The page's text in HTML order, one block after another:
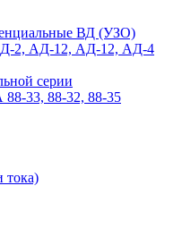
ВД (УЗО)
2, АД-12, АД-12, АД-4
серии
33, 88-32, 88-35
тока)